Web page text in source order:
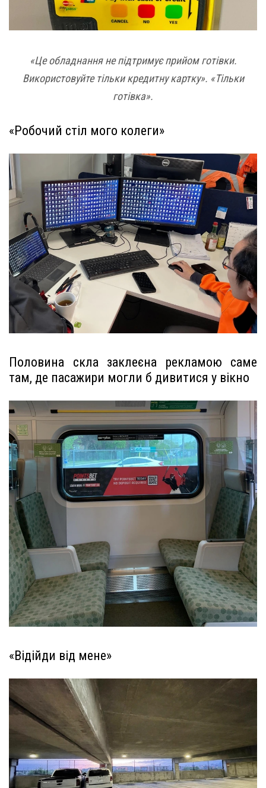
«Це обладнання не підтримує прийом готівки.
Використовуйте тільки кредитну картку». «Тільки
готівка».
«Робочий стіл мого колеги»
Половина скла заклеєна рекламою саме
там, де пасажири могли б дивитися у вікно
«Відійди від мене»